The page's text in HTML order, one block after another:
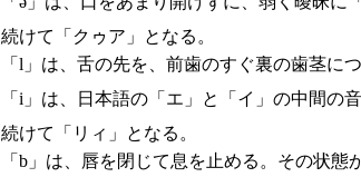
続けて「クゥア」となる。
「l」は、舌の先を、前歯のすぐ裏の歯茎に
「i」は、日本語の「エ」と「イ」の中間の
続けて「リィ」となる。
「b」は、唇を閉じて息を止める。その状